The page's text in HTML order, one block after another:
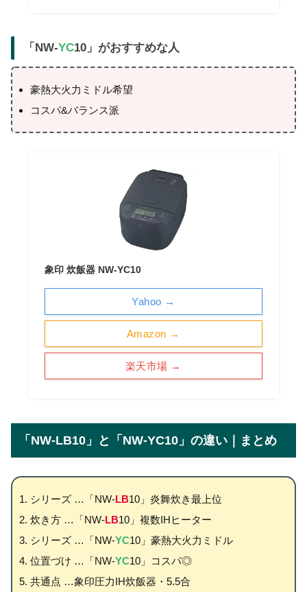
「NW-YC10」がおすすめな人
豪熱大火力ミドル希望
コスパ&バランス派
象印 炊飯器 NW-YC10
Amazon →
楽天市場 →
Yahoo →
「NW-LB10」と「NW-YC10」の違い｜まとめ
シリーズ …「NW-LB10」炎舞炊き最上位
炊き方 …「NW-LB10」複数IHヒーター
シリーズ …「NW-YC10」豪熱大火力ミドル
位置づけ …「NW-YC10」コスパ◎
共通点 …象印圧力IH炊飯器・5.5合